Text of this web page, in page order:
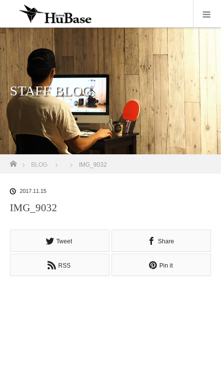
STAFF BLOG
ホーム
BLOG IMG_9032
2017.11.15
IMG_9032
Tweet Share
RSS Pin it